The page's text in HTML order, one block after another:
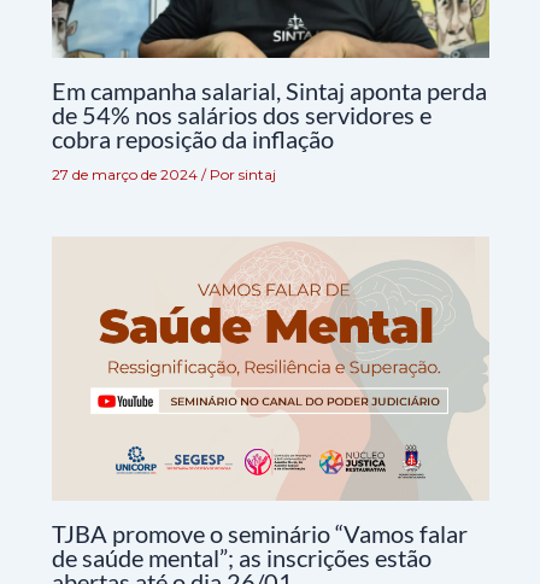
Em campanha salarial, Sintaj aponta perda
de 54% nos salários dos servidores e
cobra reposição da inflação
27 de março de 2024 / Por sintaj
TJBA promove o seminário “Vamos falar
de saúde mental”; as inscrições estão